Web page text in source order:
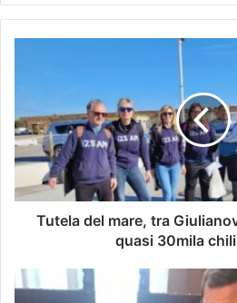
Tutela del mare, tra
quasi 30mila